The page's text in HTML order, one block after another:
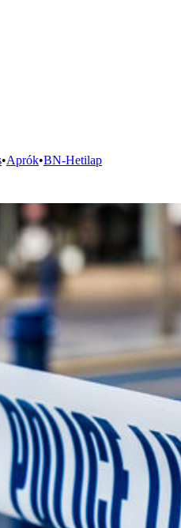
•Aprók•BN-Hetilap